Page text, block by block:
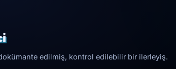
edilmiş, kontrol edilebilir bir ilerleyiş.